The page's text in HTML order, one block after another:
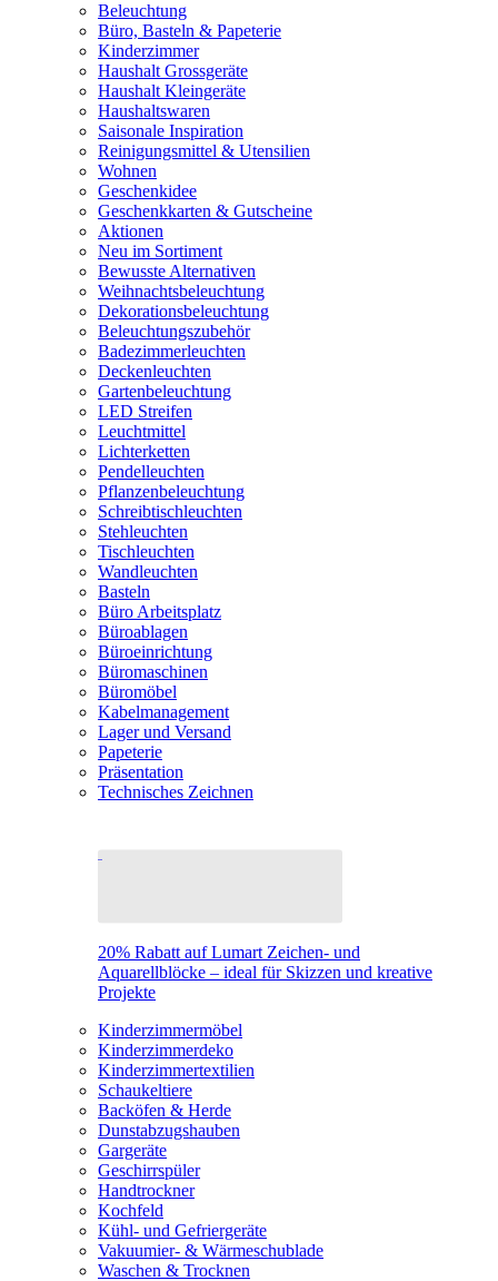
Beleuchtung
Büro, Basteln & Papeterie
Kinderzimmer
Haushalt Grossgeräte
Haushalt Kleingeräte
Haushaltswaren
Saisonale Inspiration
Reinigungsmittel & Utensilien
Wohnen
Geschenkidee
Geschenkkarten & Gutscheine
Aktionen
Neu im Sortiment
Bewusste Alternativen
Weihnachtsbeleuchtung
Dekorationsbeleuchtung
Beleuchtungszubehör
Badezimmerleuchten
Deckenleuchten
Gartenbeleuchtung
LED Streifen
Leuchtmittel
Lichterketten
Pendelleuchten
Pflanzenbeleuchtung
Schreibtischleuchten
Stehleuchten
Tischleuchten
Wandleuchten
Basteln
Büro Arbeitsplatz
Büroablagen
Büroeinrichtung
Büromaschinen
Büromöbel
Kabelmanagement
Lager und Versand
Papeterie
Präsentation
Technisches Zeichnen
20% Rabatt auf Lumart Zeichen- und
Aquarellblöcke – ideal für Skizzen und kreative
Projekte
Kinderzimmermöbel
Kinderzimmerdeko
Kinderzimmertextilien
Schaukeltiere
Backöfen & Herde
Dunstabzugshauben
Gargeräte
Geschirrspüler
Handtrockner
Kochfeld
Kühl- und Gefriergeräte
Vakuumier- & Wärmeschublade
Waschen & Trocknen